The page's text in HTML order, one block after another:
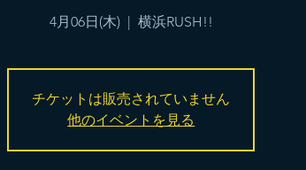
4月06日(木)
  |
横浜RUSH!!
チケットは販売されていません
他のイベントを見る